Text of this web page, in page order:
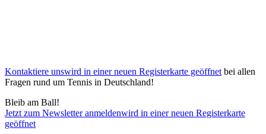
Kontaktiere unswird in einer neuen Registerkarte geöffnet bei allen
Fragen rund um Tennis in Deutschland!
Bleib am Ball!
Jetzt zum Newsletter anmeldenwird in einer neuen Registerkarte
geöffnet